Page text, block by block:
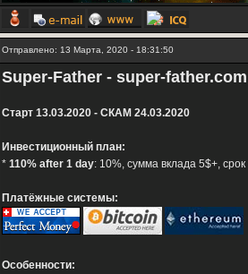
Отправлено: 13 Марта, 2020 - 18:31:50
Super-Father - super-father.com
Старт 13.03.2020 - СКАМ 24.03.2020
Инвестиционный план:
* 110% after 1 day: 10%, сумма вклада 5$+, срок
Платёжные системы:
Особенности: